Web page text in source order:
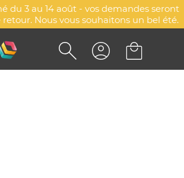
du 3 au 14 août - vos demandes seront
Nous vous souhaitons un bel été.
Bloc-notes
Papeterie